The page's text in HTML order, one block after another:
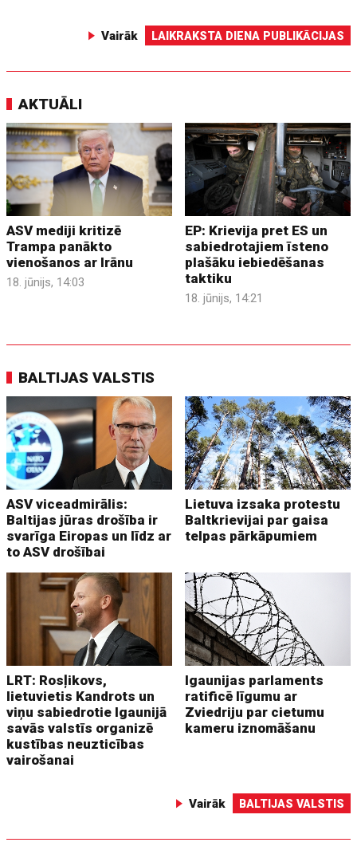
Vairāk LAIKRAKSTA DIENA PUBLIKĀCIJAS
AKTUĀLI
ASV mediji kritizē
Trampa panākto
vienošanos ar Irānu
18. jūnijs, 14:03
EP: Krievija pret ES un
sabiedrotajiem īsteno
plašāku iebiedēšanas
taktiku
18. jūnijs, 14:21
BALTIJAS VALSTIS
ASV viceadmirālis:
Baltijas jūras drošība ir
svarīga Eiropas un līdz ar
to ASV drošībai
Lietuva izsaka protestu
Baltkrievijai par gaisa
telpas pārkāpumiem
LRT: Rosļikovs,
lietuvietis Kandrots un
viņu sabiedrotie Igaunijā
savās valstīs organizē
kustības neuzticības
vairošanai
Igaunijas parlaments
ratificē līgumu ar
Zviedriju par cietumu
kameru iznomāšanu
Vairāk BALTIJAS VALSTIS